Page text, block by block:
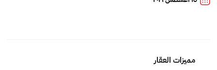
مميزات العقار